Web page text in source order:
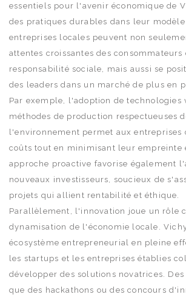
essentiels pour l'avenir économique de
des pratiques durables dans leur
entreprises locales peuvent non
attentes croissantes des consommateurs
responsabilité sociale, mais aussi se
des leaders dans un marché de plus en
Par exemple, l'adoption de technologies
méthodes de production respectueuses
l'environnement permet aux entreprises
coûts tout en minimisant leur empreinte
approche proactive favorise également
nouveaux investisseurs, soucieux de
projets qui allient rentabilité et éthique.
Parallèlement, l'innovation joue un rôle
dynamisation de l'économie locale.
écosystème entrepreneurial en pleine
les startups et les entreprises établies
développer des solutions novatrices.
que des hackathons ou des concours